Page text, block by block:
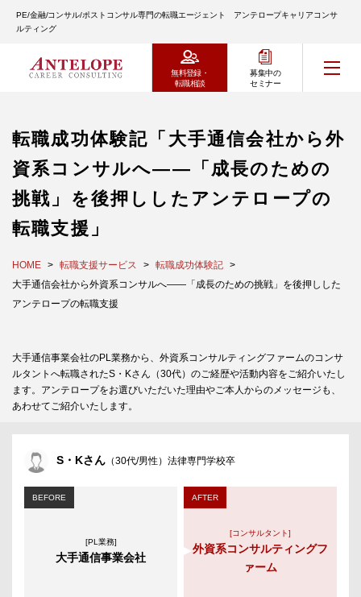
PE/金融/コンサル/ポストコンサル専門の転職エージェント アンテロープキャリアコンサ
ルティング
無料登録・
転職相談
募集中の
セミナー
転職成功体験記「大手通信会社から外
資系コンサルへ――「成長のための
挑戦」を後押ししたアンテロープの
転職支援」
HOME 転職支援サービス
転職成功体験記
大手通信会社から外資系コンサルへ――「成長のための挑戦」を後押しした
アンテロープの転職支援
大手通信事業会社のPL業務から、外資系コンサルティングファームのコンサ
ルタントへ転職されたS・Kさん（30代）のご経歴や活動内容をご紹介いたし
ます。アンテロープをお選びいただいた理由やご本人からのメッセージも、
あわせてご紹介いたします。
S・Kさん （30代/男性）法律専門学校卒
BEFORE
[PL業務]
大手通信事業会社
AFTER
[コンサルタント]
外資系コンサルティングフ
ァーム